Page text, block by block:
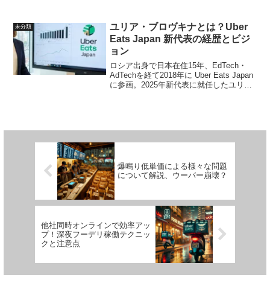
を成功させるためのテクニックと注意点
を詳しく紹介、また当サイ...
未分類
ユリア・ブロヴキナとは？Uber
Eats Japan 新代表の経歴とビジ
ョン
ロシア出身で日本在住15年、EdTech・
AdTechを経て2018年に Uber Eats Japan
に参画。2025年新代表に就任したユリ
爆鳴り低単価による様々な問題
について解説、ウーバー崩壊？
他社同時オンラインで効率アッ
プ！深夜フーデリ稼働テクニッ
クと注意点